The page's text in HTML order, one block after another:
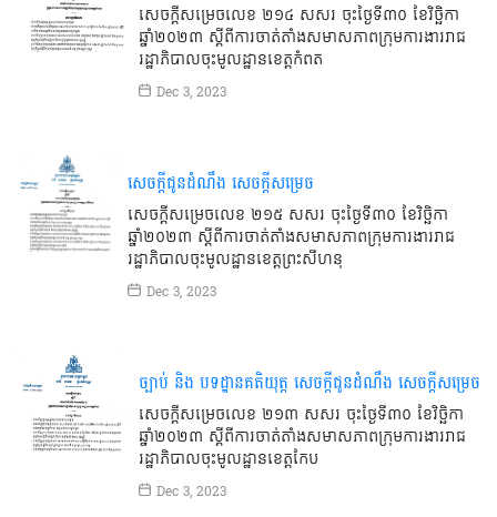
សេចក្ដីសម្រេចលេខ ២១៤ សសរ ចុះថ្ងៃទី៣០ ខែវិច្ឆិកា
ឆ្នាំ២០២៣ ស្ដីពីការចាត់តាំងសមាសភាពក្រុមការងាររាជ
រដ្ឋាភិបាលចុះមូលដ្ឋានខេត្តកំពត
Dec 3, 2023
សេចក្តីជូនដំណឹង សេចក្តីសម្រេច
សេចក្ដីសម្រេចលេខ ២១៥ សសរ ចុះថ្ងៃទី៣០ ខែវិច្ឆិកា
ឆ្នាំ២០២៣ ស្ដីពីការចាត់តាំងសមាសភាពក្រុមការងាររាជ
រដ្ឋាភិបាលចុះមូលដ្ឋានខេត្តព្រះសីហនុ
Dec 3, 2023
ច្បាប់ និង បទដ្ឋានគតិយុត្ត សេចក្តីជូនដំណឹង សេចក្តីសម្រេច
សេចក្ដីសម្រេចលេខ ២១៣ សសរ ចុះថ្ងៃទី៣០ ខែវិច្ឆិកា
ឆ្នាំ២០២៣ ស្ដីពីការចាត់តាំងសមាសភាពក្រុមការងាររាជ
រដ្ឋាភិបាលចុះ​មូលដ្ឋានខេត្តកែប
Dec 3, 2023